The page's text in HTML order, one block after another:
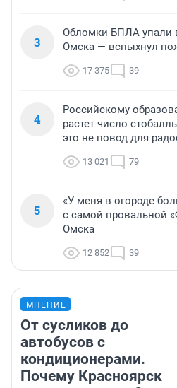
3
Обломки БПЛА упали
Омска — вспыхнул
17 375 39
4
Российскому
растет число
это не повод для
13 021 79
5
«У меня в огороде
с самой провальной
Омска
12 852 39
МНЕНИЕ
От сусликов до
автобусов с
кондиционерами.
Почему Красноярск